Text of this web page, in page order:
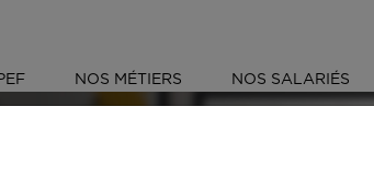
NOS MÉTIERS NOS SALARIÉS